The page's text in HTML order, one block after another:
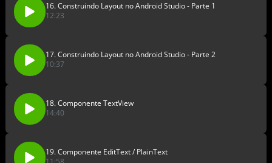
16. Construindo Layout no Android Studio - Parte 1
12:23
17. Construindo Layout no Android Studio - Parte 2
10:37
18. Componente TextView
14:40
19. Componente EditText / PlainText